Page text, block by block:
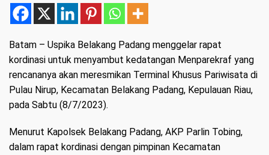
Batam – Uspika Belakang Padang menggelar rapat
kordinasi untuk menyambut kedatangan Menparekraf yang
rencananya akan meresmikan Terminal Khusus Pariwisata di
Pulau Nirup, Kecamatan Belakang Padang, Kepulauan Riau,
pada Sabtu (8/7/2023).
Menurut Kapolsek Belakang Padang, AKP Parlin Tobing,
dalam rapat kordinasi dengan pimpinan Kecamatan